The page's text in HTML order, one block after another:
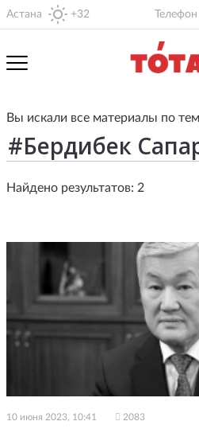
Астана +32
Вы искали все материалы по
Найдено результатов: 2
10 июня 2023, 10:41 2083